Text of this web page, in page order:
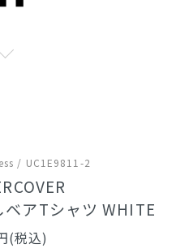
/ UC1E9811-2
ベアTシャツ WHITE
(税込)